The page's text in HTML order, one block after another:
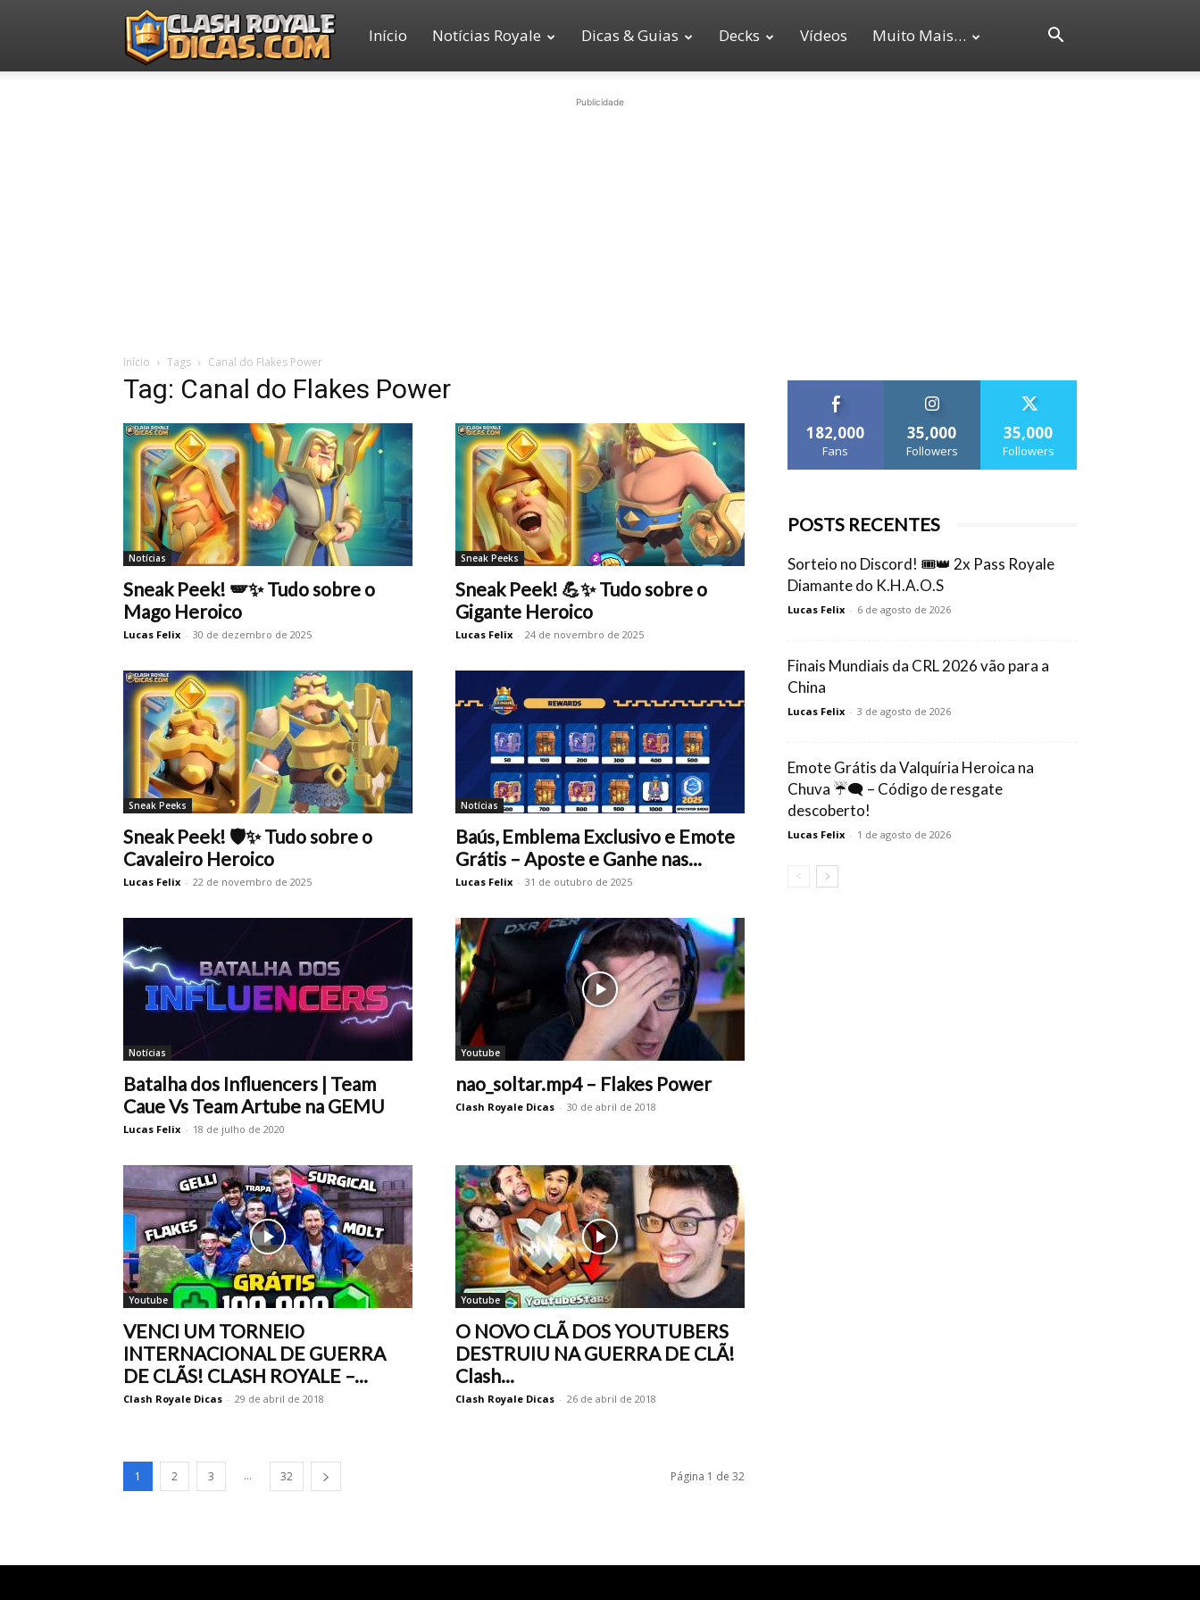
Clash
Início Notícias Royale Dicas & Guias Decks Vídeos Muito Mais…
Publicidade
Início Tags Canal do Flakes Power
Tag: Canal do Flakes Power
Notícias
Sneak Peek! 🪽✨ Tudo sobre o
Mago Heroico
Lucas Felix - 30 de dezembro de 2025
Sneak Peeks
Sneak Peek! 💪✨ Tudo sobre o
Gigante Heroico
Lucas Felix - 24 de novembro de 2025
Sneak Peeks
Sneak Peek! 🛡️✨ Tudo sobre o
Cavaleiro Heroico
Lucas Felix - 22 de novembro de 2025
Notícias
Baús, Emblema Exclusivo e Emote
Grátis – Aposte e Ganhe nas...
Lucas Felix - 31 de outubro de 2025
Notícias
Batalha dos Influencers | Team
Caue Vs Team Artube na GEMU
Lucas Felix - 18 de julho de 2020
Youtube
nao_soltar.mp4 – Flakes Power
Clash Royale Dicas - 30 de abril de 2018
Youtube
VENCI UM TORNEIO
INTERNACIONAL DE GUERRA
DE CLÃS! CLASH ROYALE –...
Clash Royale Dicas - 29 de abril de 2018
Youtube
O NOVO CLÃ DOS YOUTUBERS
DESTRUIU NA GUERRA DE CLÃ!
Clash...
Clash Royale Dicas - 26 de abril de 2018
1 2 3 ... 32 Página 1 de 32
182,000
Fans
35,000
Followers
35,000
Followers
POSTS RECENTES
Sorteio no Discord! 🎟️👑 2x Pass Royale
Diamante do K.H.A.O.S
Lucas Felix - 6 de agosto de 2026
Finais Mundiais da CRL 2026 vão para a
China
Lucas Felix - 3 de agosto de 2026
Emote Grátis da Valquíria Heroica na
Chuva ☔🗨️ – Código de resgate
descoberto!
Lucas Felix - 1 de agosto de 2026